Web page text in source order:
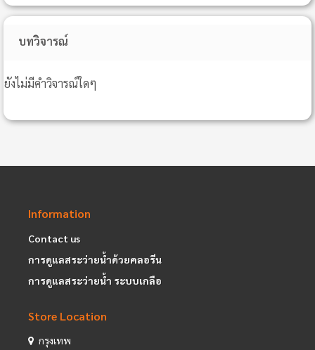
บทวิจารณ์
ยังไม่มีคำวิจารณ์ใดๆ
Information
Contact us
การดูแลสระว่ายน้ำด้วยคลอรีน
การดูแลสระว่ายน้ำ ระบบเกลือ
Store Location
กรุงเทพ